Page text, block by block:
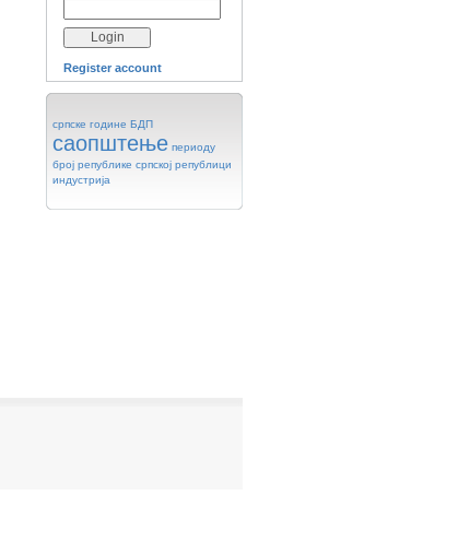
Register account
српске године БДП
саопштење периоду
број републике српској републици
индустрија